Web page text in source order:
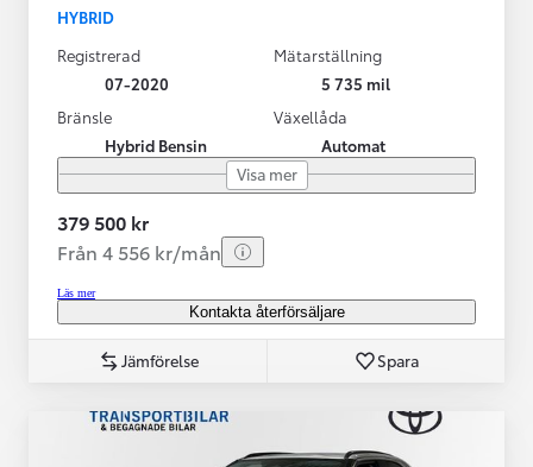
HYBRID
Registrerad
07-2020
Mätarställning
5 735 mil
Bränsle
Hybrid Bensin
Växellåda
Automat
Visa mer
379 500 kr
Från 4 556 kr/mån
Läs mer
Kontakta återförsäljare
Jämförelse Spara